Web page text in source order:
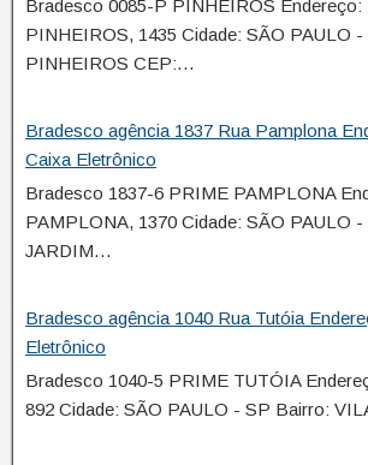
Bradesco 0085-P PINHEIROS Endereço:
PINHEIROS, 1435 Cidade: SÃO PAULO
PINHEIROS CEP:…
Bradesco agência 1837 Rua Pamplona
Caixa Eletrônico
Bradesco 1837-6 PRIME PAMPLONA
PAMPLONA, 1370 Cidade: SÃO PAULO
JARDIM…
Bradesco agência 1040 Rua Tutóia
Eletrônico
Bradesco 1040-5 PRIME TUTÓIA
892 Cidade: SÃO PAULO - SP Bairro: